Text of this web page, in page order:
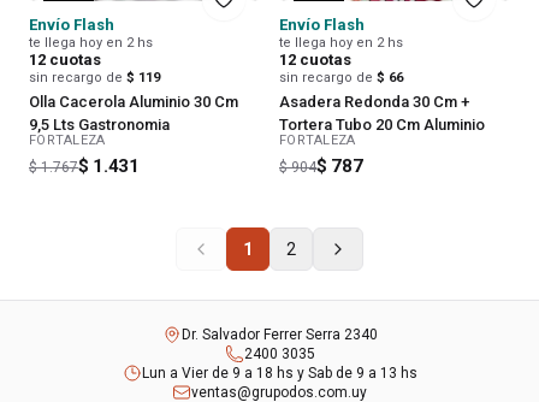
Envío Flash
te llega hoy en 2 hs
12 cuotas
sin recargo de $ 119
Olla Cacerola Aluminio 30 Cm
9,5 Lts Gastronomia
FORTALEZA
$ 1.767$ 1.431
Envío Flash
te llega hoy en 2 hs
12 cuotas
sin recargo de $ 66
Asadera Redonda 30 Cm +
Tortera Tubo 20 Cm Aluminio
FORTALEZA
$ 904$ 787
1 2
Dr. Salvador Ferrer Serra 2340
2400 3035
Lun a Vier de 9 a 18 hs y Sab de 9 a 13 hs
ventas@grupodos.com.uy